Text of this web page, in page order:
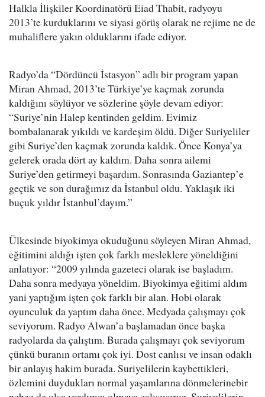
Halkla İlişkiler Koordinatörü Eiad Thabit, radyoyu
2013’te kurduklarını ve siyasi görüş olarak ne rejime ne de
muhaliflere yakın olduklarını ifade ediyor.
Radyo’da “Dördüncü İstasyon” adlı bir program yapan
Miran Ahmad, 2013’te Türkiye’ye kaçmak zorunda
kaldığını söylüyor ve sözlerine şöyle devam ediyor:
“Suriye’nin Halep kentinden geldim. Evimiz
bombalanarak yıkıldı ve kardeşim öldü. Diğer Suriyeliler
gibi Suriye’den kaçmak zorunda kaldık. Önce Konya’ya
gelerek orada dört ay kaldım. Daha sonra ailemi
Suriye’den getirmeyi başardım. Sonrasında Gaziantep’e
geçtik ve son durağımız da İstanbul oldu. Yaklaşık iki
buçuk yıldır İstanbul’dayım.”
Ülkesinde biyokimya okuduğunu söyleyen Miran Ahmad,
eğitimini aldığı işten çok farklı mesleklere yöneldiğini
anlatıyor: “2009 yılında gazeteci olarak ise başladım.
Daha sonra medyaya yöneldim. Biyokimya eğitimi aldım
yani yaptığım işten çok farklı bir alan. Hobi olarak
oyunculuk da yaptım daha önce. Medyada çalışmayı çok
seviyorum. Radyo Alwan’a başlamadan önce başka
radyolarda da çalıştım. Burada çalışmayı çok seviyorum
çünkü buranın ortamı çok iyi. Dost canlısı ve insan odaklı
bir anlayış hakim burada. Suriyelilerin kaybettikleri,
özlemini duydukları normal yaşamlarına dönmelerinebir